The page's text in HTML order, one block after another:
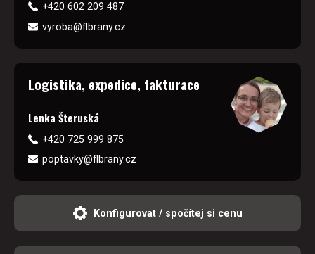
+420 602 209 487
vyroba@flbrany.cz
Logistika, expedice, fakturace
Lenka Šteruská
+420 725 999 875
poptavky@flbrany.cz
Konfigurovat / spočítej si cenu